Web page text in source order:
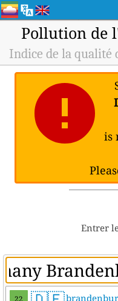
Pollution de
Indice de la qualité
is
Entrer
22